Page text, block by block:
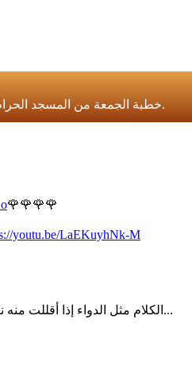
خطبة الجمعة من المسجد الحرام والمسجد النبوي الشريف.
🌹🌹🌹🌹
youtu.be/LaEKuyhNk-M
الكلام مثل الدواء إذا أقللت منه نفع وإن أكثرت منه قتل...